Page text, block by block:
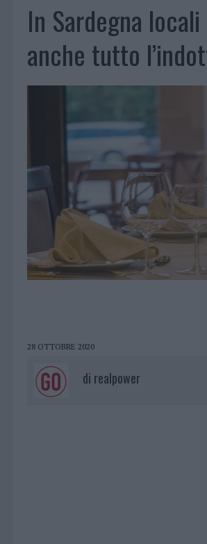
In Sardegna
anche tutto
28 OTTOBRE 2020
di realpower